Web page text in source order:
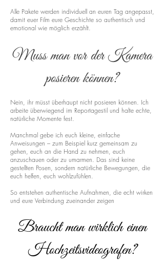
Alle Pakete werden individuell an euren Tag angepasst,
damit euer Film eure Geschichte so authentisch und
emotional wie möglich erzählt.
Muss man vor der Kamera
posieren können?
Nein, ihr müsst überhaupt nicht posieren können. Ich
arbeite überwiegend im Reportagestil und halte echte,
natürliche Momente fest.
Manchmal gebe ich euch kleine, einfache
Anweisungen – zum Beispiel kurz gemeinsam zu
gehen, euch an die Hand zu nehmen, euch
anzuschauen oder zu umarmen. Das sind keine
gestellten Posen, sondern natürliche Bewegungen, die
euch helfen, euch wohlzufühlen.
So entstehen authentische Aufnahmen, die echt wirken
und eure Verbindung zueinander zeigen
Braucht man wirklich einen
Hochzeitsvideografen?